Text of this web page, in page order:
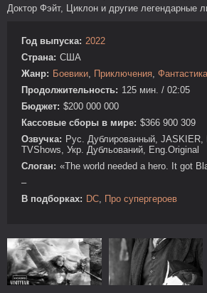
Доктор Фэйт, Циклон и другие легендарные
Год выпуска: 2022
Страна: США
Жанр: Боевики, Приключения, Фантастика
Продолжительность: 125 мин. / 02:05
Бюджет: $200 000 000
Кассовые сборы в мире: $366 900 309
Озвучка: Рус. Дублированный, JASKIER,
TVShows, Укр. Дубльований, Eng.Original
Слоган: «The world needed a hero. It got
–
В подборках: DC, Про супергероев